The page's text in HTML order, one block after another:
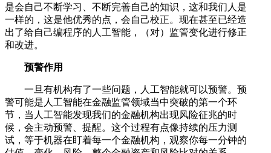
是会自己不断学习、不断完善自己的知识，这和我们人是
一样的，这是他优秀的点，会自己校正。现在甚至已经造
出了给自己编程序的人工智能，（对）监管变化进行修正
和改进。
预警作用
一旦有机构有了一些问题，人工智能就可以预警。预
警可能是人工智能在金融监管领域当中突破的第一个环
节，当人工智能发现我们的金融机构出现风险征兆的时
候，会主动预警、提醒。这个过程有点像持续的压力测
试，等于机器在盯着每一个金融机构，观察你每一分钟的